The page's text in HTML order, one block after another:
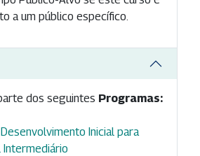
a um público específico.
dos seguintes Programas:
Inicial para
Intermediário